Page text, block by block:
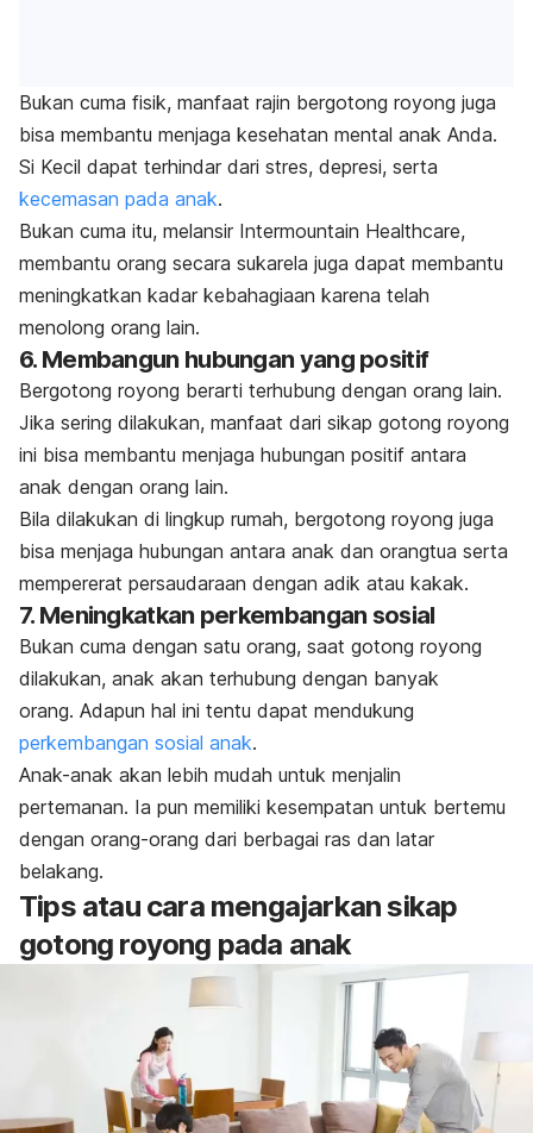
Bukan cuma fisik, manfaat rajin bergotong royong juga
bisa membantu menjaga kesehatan mental anak Anda.
Si Kecil dapat terhindar dari stres, depresi, serta
kecemasan pada anak.
Bukan cuma itu, melansir Intermountain Healthcare,
membantu orang secara sukarela juga dapat membantu
meningkatkan kadar kebahagiaan karena telah
menolong orang lain.
6. Membangun hubungan yang positif
Bergotong royong berarti terhubung dengan orang lain.
Jika sering dilakukan, manfaat dari sikap gotong royong
ini bisa membantu menjaga hubungan positif antara
anak dengan orang lain.
Bila dilakukan di lingkup rumah, bergotong royong juga
bisa menjaga hubungan antara anak dan orangtua serta
mempererat persaudaraan dengan adik atau kakak.
7. Meningkatkan perkembangan sosial
Bukan cuma dengan satu orang, saat gotong royong
dilakukan, anak akan terhubung dengan banyak
orang. Adapun hal ini tentu dapat mendukung
perkembangan sosial anak.
Anak-anak akan lebih mudah untuk menjalin
pertemanan. Ia pun memiliki kesempatan untuk bertemu
dengan orang-orang dari berbagai ras dan latar
belakang.
Tips atau cara mengajarkan sikap
gotong royong pada anak